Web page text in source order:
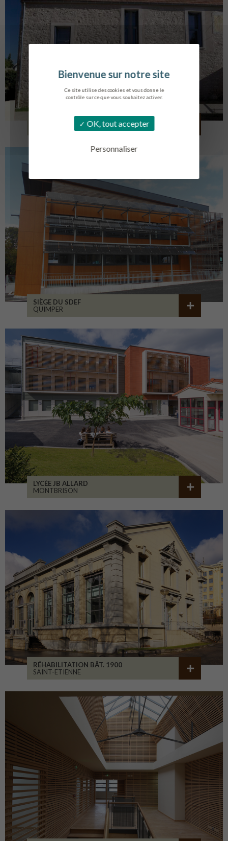
Ce site utilise des cookies et vous donne le
contrôle sur ce que vous souhaitez activer.
OK, tout accepter
Personnaliser
CRÉATION DE 6 LOGEMENTS
FOLLAINVILLE-DENNEMONT
SIÈGE DU SDEF
QUIMPER
LYCÉE JB ALLARD
MONTBRISON
RÉHABILITATION BÂT. 1900
SAINT-ETIENNE